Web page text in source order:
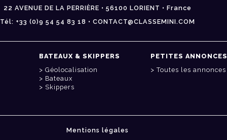
22 AVENUE DE LA PERRIÈRE • 56100 LORIENT • France
Tél: +33 (0)9 54 54 83 18 • CONTACT@CLASSEMINI.COM
BATEAUX & SKIPPERS
Géolocalisation
Bateaux
Skippers
PETITES ANNONCES
Toutes les annonces
Mentions légales